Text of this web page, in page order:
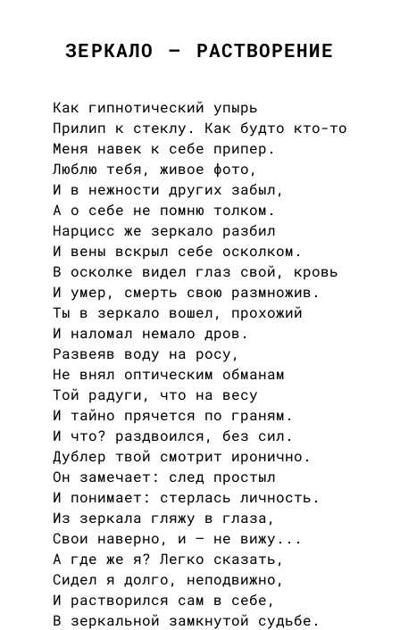
ЗЕРКАЛО — РАСТВОРЕНИЕ
Как гипнотический упырь
Прилип к стеклу. Как будто кто-то
Меня навек к себе припер.
Люблю тебя, живое фото,
И в нежности других забыл,
А о себе не помню толком.
Нарцисс же зеркало разбил
И вены вскрыл себе осколком.
В осколке видел глаз свой, кровь
И умер, смерть свою размножив.
Ты в зеркало вошел, прохожий
И наломал немало дров.
Развеяв воду на росу,
Не внял оптическим обманам
Той радуги, что на весу
И тайно прячется по граням.
И что? раздвоился, без сил.
Дублер твой смотрит иронично.
Он замечает: след простыл
И понимает: стерлась личность.
Из зеркала гляжу в глаза,
Свои наверно, и — не вижу...
А где же я? Легко сказать,
Сидел я долго, неподвижно,
И растворился сам в себе,
В зеркальной замкнутой судьбе.